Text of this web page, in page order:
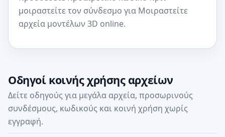
μοιραστείτε τον σύνδεσμο για Μοιραστείτε
αρχεία μοντέλων 3D online.
Οδηγοί κοινής χρήσης αρχείων
Δείτε οδηγούς για μεγάλα αρχεία, προσωρινούς
συνδέσμους, κωδικούς και κοινή χρήση χωρίς
εγγραφή.